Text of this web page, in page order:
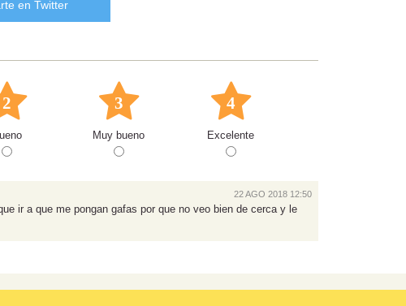
en Twitter
2 3
Muy bueno
4
Excelente
22 AGO 2018 12:50
ir a que me pongan gafas por que no veo bien de cerca y le